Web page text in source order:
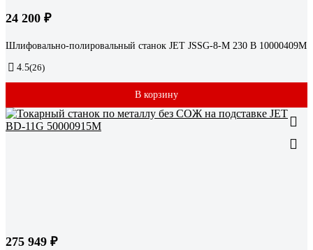
24 200 ₽
Шлифовально-полировальный станок JET JSSG-8-M 230 В 10000409M
4.5(26)
В корзину
275 949 ₽